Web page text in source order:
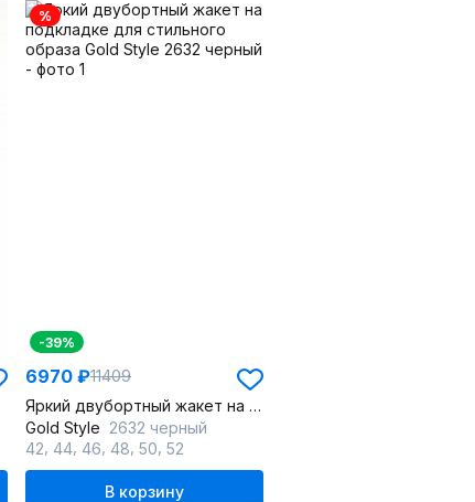
%
-39%
6970 ₽11409
Яркий двубортный жакет на подкладке для стильного образа
Gold Style 2632 черный
42 44 46 48 50 52
В корзину